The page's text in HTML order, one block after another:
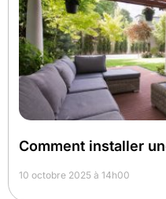
Comment installer
10 octobre 2025 à 14h00